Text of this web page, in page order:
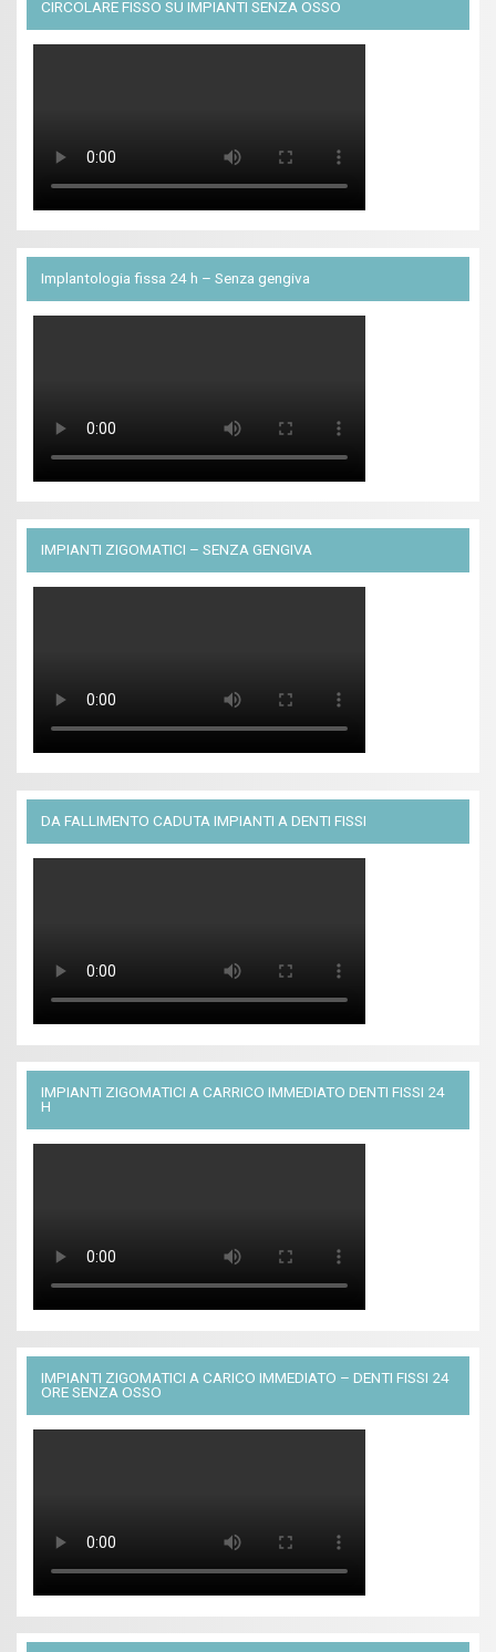
CIRCOLARE FISSO SU IMPIANTI SENZA OSSO
Implantologia fissa 24 h – Senza gengiva
IMPIANTI ZIGOMATICI – SENZA GENGIVA
DA FALLIMENTO CADUTA IMPIANTI A DENTI FISSI
IMPIANTI ZIGOMATICI A CARRICO IMMEDIATO DENTI FISSI 24
H
IMPIANTI ZIGOMATICI A CARICO IMMEDIATO – DENTI FISSI 24
ORE SENZA OSSO